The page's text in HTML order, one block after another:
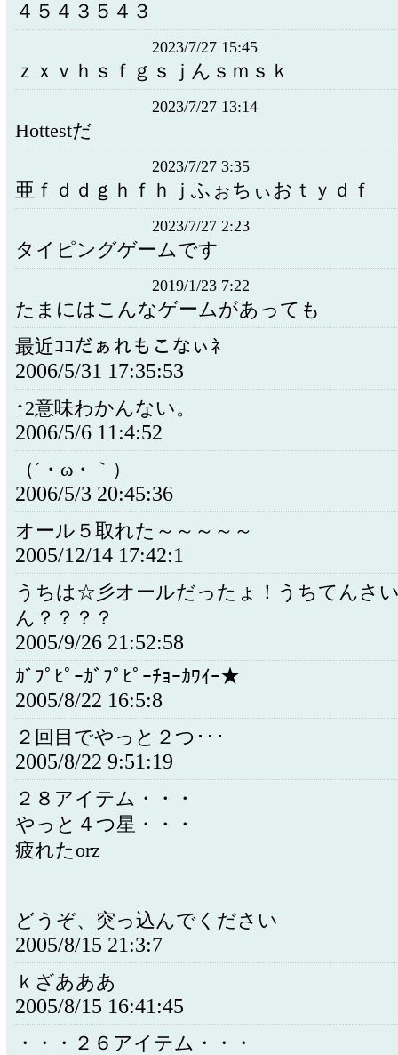
４５４３５４３
2023/7/27 15:45
ｚｘｖｈｓｆｇｓｊんｓｍｓｋ
2023/7/27 13:14
Hottestだ
2023/7/27 3:35
亜ｆｄｄｇｈｆｈｊふぉちぃおｔｙｄｆ
2023/7/27 2:23
タイピングゲームです
2019/1/23 7:22
たまにはこんなゲームがあっても
最近ｺｺだぁれもこなぃﾈ
2006/5/31 17:35:53
↑2意味わかんない。
2006/5/6 11:4:52
（´・ω・｀）
2006/5/3 20:45:36
オール５取れた～～～～～
2005/12/14 17:42:1
うちは☆彡オールだったょ！うちてんさ
ん？？？？
2005/9/26 21:52:58
ｶﾞﾌﾟﾋﾟｰｶﾞﾌﾟﾋﾟｰﾁｮｰｶﾜｲｰ★
2005/8/22 16:5:8
２回目でやっと２つ･･･
2005/8/22 9:51:19
２８アイテム・・・
やっと４つ星・・・
疲れたorz
どうぞ、突っ込んでください
2005/8/15 21:3:7
ｋざあああ
2005/8/15 16:41:45
・・・２６アイテム・・・